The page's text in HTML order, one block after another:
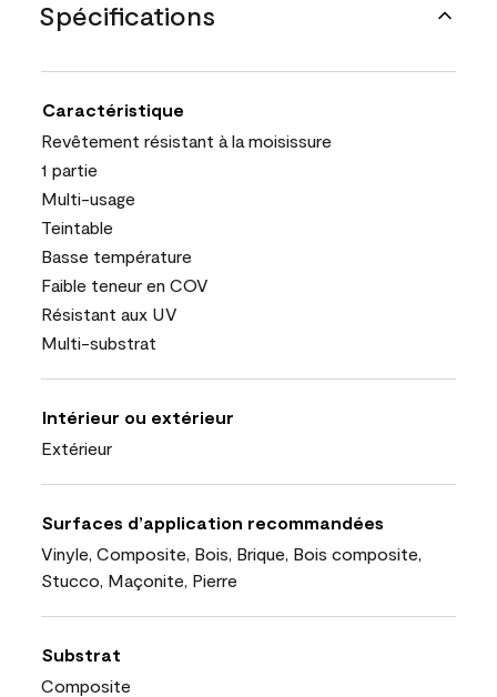
Spécifications
Caractéristique
Revêtement résistant à la moisissure
1 partie
Multi-usage
Teintable
Basse température
Faible teneur en COV
Résistant aux UV
Multi-substrat
Intérieur ou extérieur
Extérieur
Surfaces d’application recommandées
Vinyle, Composite, Bois, Brique, Bois composite,
Stucco, Maçonite, Pierre
Substrat
Composite